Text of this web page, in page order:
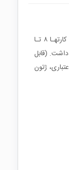
رایتر 02-KA یک کارتخوان و رایتر رومیزی پیشرفته و صنعتی برای خواندن و نوشتن تگ های ۱۲۵کیلـوهرتز بـوده و دارای نرم افزار مخصوص جهت تنظیم، خواندن و نوشتن تگها میباشـد. فاصـله شناسـایی کارتهـا ۸ تـا
داشت. (قابل
سیستمهای شارژی و اعتباری، ژتون